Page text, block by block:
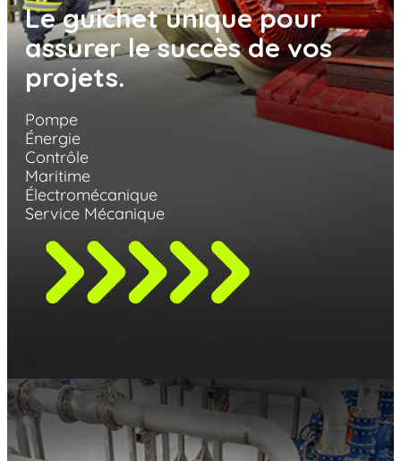
Le guichet unique pour
assurer le succès de vos
projets.
Pompe
Énergie
Contrôle
Maritime
Électromécanique
Service Mécanique